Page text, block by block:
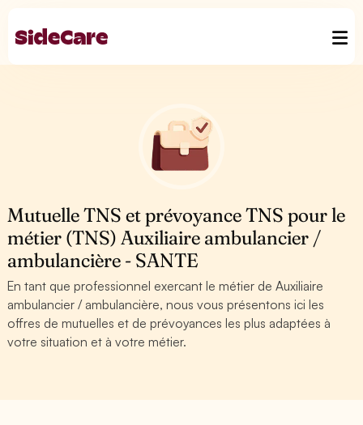
Mutuelle TNS et prévoyance TNS pour le
métier (TNS) Auxiliaire ambulancier /
ambulancière - SANTE
En tant que professionnel exercant le métier de Auxiliaire
ambulancier / ambulancière, nous vous présentons ici les
offres de mutuelles et de prévoyances les plus adaptées à
votre situation et à votre métier.